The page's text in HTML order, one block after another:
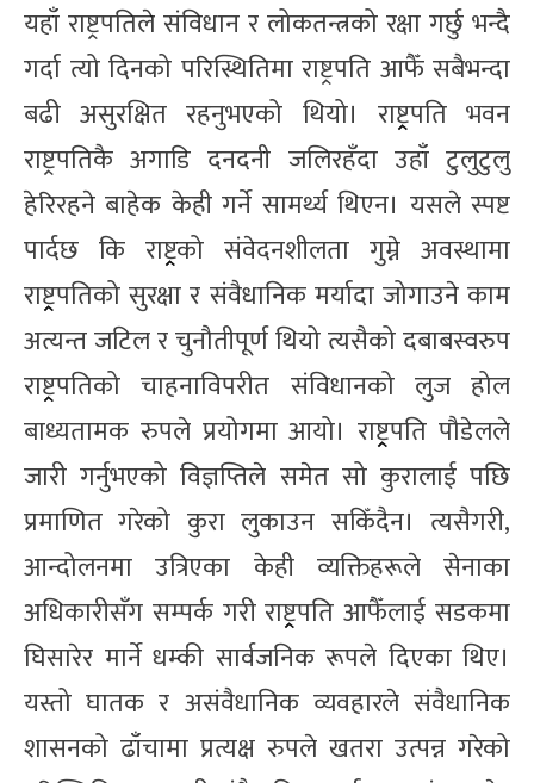
यहाँ राष्ट्रपतिले संविधान र लोकतन्त्रको रक्षा गर्छु भन्दै
गर्दा त्यो दिनको परिस्थितिमा राष्ट्रपति आफैँ सबैभन्दा
बढी असुरक्षित रहनुभएको थियो। राष्ट्र्रपति भवन
राष्ट्रपतिकै अगाडि दनदनी जलिरहँदा उहाँ टुलुटुलु
हेरिरहने बाहेक केही गर्ने सामर्थ्य थिएन। यसले स्पष्ट
पार्दछ कि राष्ट्र्रको संवेदनशीलता गुम्ने अवस्थामा
राष्ट्र्रपतिको सुरक्षा र संवैधानिक मर्यादा जोगाउने काम
अत्यन्त जटिल र चुनौतीपूर्ण थियो त्यसैको दबाबस्वरुप
राष्ट्र्रपतिको चाहनाविपरीत संविधानको लुज होल
बाध्यतामक रुपले प्रयोगमा आयो। राष्ट्र्रपति पौडेलले
जारी गर्नुभएको विज्ञप्तिले समेत सो कुरालाई पछि
प्रमाणित गरेको कुरा लुकाउन सकिँदैन। त्यसैगरी,
आन्दोलनमा उत्रिएका केही व्यक्तिहरूले सेनाका
अधिकारीसँग सम्पर्क गरी राष्ट्र्रपति आफैँलाई सडकमा
घिसारेर मार्ने धम्की सार्वजनिक रूपले दिएका थिए।
यस्तो घातक र असंवैधानिक व्यवहारले संवैधानिक
शासनको ढाँचामा प्रत्यक्ष रुपले खतरा उत्पन्न गरेको